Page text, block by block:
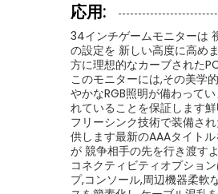
応用:
34インチゲームモニターは
の設定を 新しい高度に高め
方に理想的なカーブされた
このモニターには,その美学
やかなRGB照明が備わって
れていることを保証します
フリーシンク技術で装備さ
供します最新のAAAタイト
が 競争相手の先を行き渡す
コネクティビティオプショ
プ,コンソール,周辺機器柔軟